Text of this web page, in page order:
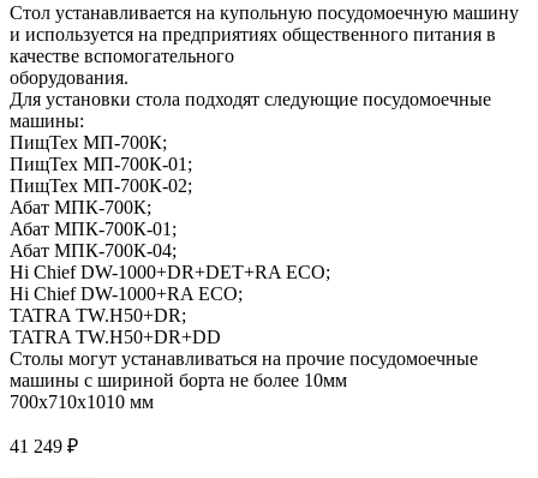
Стол устанавливается на купольную посудомоечную машину
и используется на предприятиях общественного питания в
качестве вспомогательного
оборудования.
Для установки стола подходят следующие посудомоечные
машины:
ПищТех МП-700К;
ПищТех МП-700К-01;
ПищТех МП-700К-02;
Абат МПК-700К;
Абат МПК-700К-01;
Абат МПК-700К-04;
Hi Chief DW-1000+DR+DET+RA ECO;
Hi Chief DW-1000+RA ECO;
TATRA TW.H50+DR;
TATRA TW.H50+DR+DD
Столы могут устанавливаться на прочие посудомоечные
машины с шириной борта не более 10мм
700х710х1010 мм
41 249 ₽